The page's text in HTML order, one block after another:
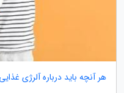
هر آنچه باید درباره آلرژی